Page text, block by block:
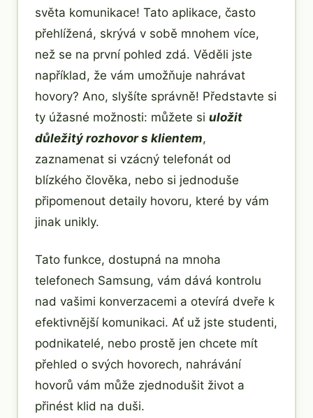
světa komunikace! Tato aplikace, často
přehlížená, skrývá v sobě mnohem více,
než se na první pohled zdá. Věděli jste
například, že vám umožňuje nahrávat
hovory? Ano, slyšíte správně! Představte si
ty úžasné možnosti: můžete si uložit
důležitý rozhovor s klientem,
zaznamenat si vzácný telefonát od
blízkého člověka, nebo si jednoduše
připomenout detaily hovoru, které by vám
jinak unikly.
Tato funkce, dostupná na mnoha
telefonech Samsung, vám dává kontrolu
nad vašimi konverzacemi a otevírá dveře k
efektivnější komunikaci. Ať už jste studenti,
podnikatelé, nebo prostě jen chcete mít
přehled o svých hovorech, nahrávání
hovorů vám může zjednodušit život a
přinést klid na duši.